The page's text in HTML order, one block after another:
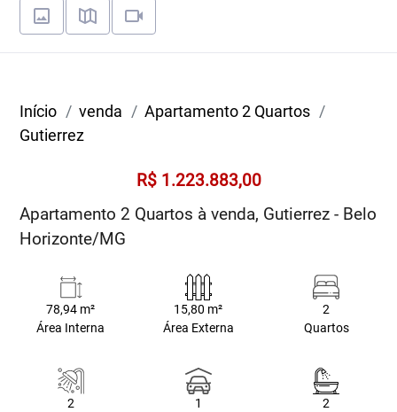
Início venda
Apartamento 2 Quartos
Gutierrez
R$ 1.223.883,00
Apartamento 2 Quartos à venda, Gutierrez - Belo
Horizonte/MG
78,94 m²
Área Interna
15,80 m²
Área Externa
2
Quartos
2
1
2